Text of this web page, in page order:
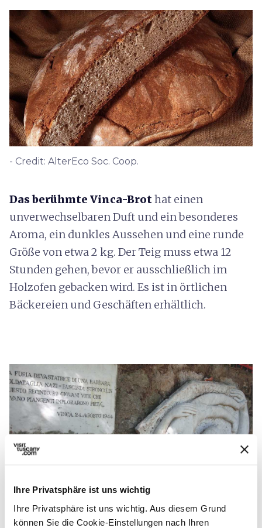
Ihre Privatsphäre ist uns wichtig
Ihre Privatsphäre ist uns wichtig. Aus diesem Grund
können Sie die Cookie-Einstellungen nach Ihren
- Credit: AlterEco Soc. Coop.
Das berühmte Vinca-Brothat einen
unverwechselbaren Duft und ein besonderes
Aroma, ein dunkles Aussehen und eine runde
Größe von etwa 2 kg. Der Teig muss etwa 12
Stunden gehen, bevor er ausschließlich im
Holzofen gebacken wird. Es ist in örtlichen
Bäckereien und Geschäften erhältlich.
- Credit: AlterEco Soc. Coop.